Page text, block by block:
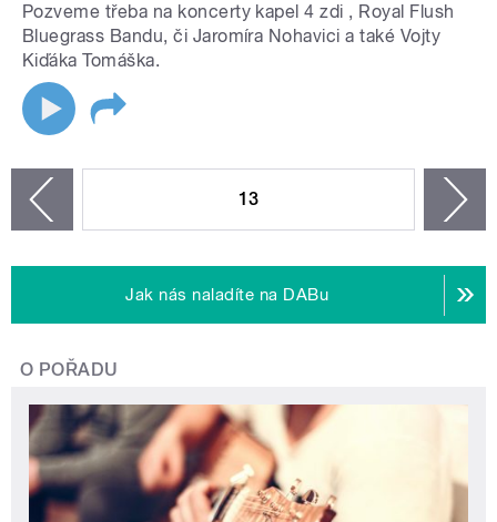
Pozveme třeba na koncerty kapel 4 zdi , Royal Flush
Bluegrass Bandu, či Jaromíra Nohavici a také Vojty
Kiďáka Tomáška.
13
Jak nás naladíte na DABu
O POŘADU